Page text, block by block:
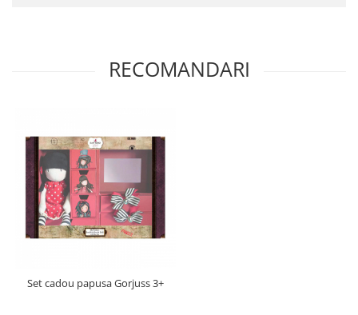
RECOMANDARI
Set cadou papusa Gorjuss 3+